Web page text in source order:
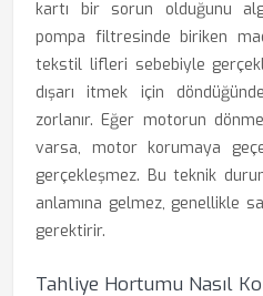
kartı bir sorun olduğunu
pompa filtresinde biriken
tekstil lifleri sebebiyle
dışarı itmek için
zorlanır. Eğer motorun
varsa, motor korumaya
gerçekleşmez. Bu teknik
anlamına gelmez, genellikle
gerektirir.
Tahliye Hortumu Nasıl